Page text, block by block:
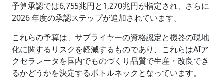
予算承認では6,755兆円と1,270兆円が指定され、さらに
2026 年度の承認ステップが追加されています。
これらの予算は、サプライヤーの資格認定と機器の現地
化に関するリスクを軽減するものであり、これらはAIア
クセラレータを国内でものづくり品質で生産・改良でき
るかどうかを決定するボトルネックとなっています。